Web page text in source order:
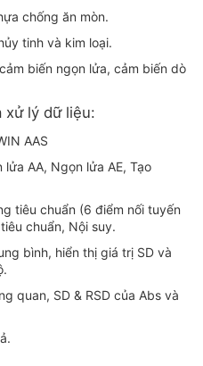
chống ăn mòn.
tinh và kim loại.
biến ngọn lửa, cảm biến dò
xử lý dữ liệu:
AAS
AA, Ngọn lửa AE, Tạo
tiêu chuẩn (6 điểm nối tuyến
chuẩn, Nội suy.
bình, hiển thị giá trị SD và
quan, SD & RSD của Abs và